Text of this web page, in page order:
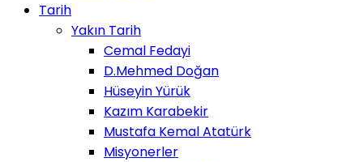
Tarih
Yakın Tarih
Cemal Fedayi
D.Mehmed Doğan
Hüseyin Yürük
Kazım Karabekir
Mustafa Kemal Atatürk
Misyonerler